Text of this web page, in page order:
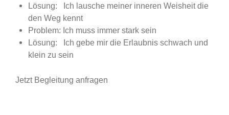
Lösung: Ich lausche meiner inneren Weisheit die
den Weg kennt
Problem: Ich muss immer stark sein
Lösung: Ich gebe mir die Erlaubnis schwach und
klein zu sein
Jetzt Begleitung anfragen